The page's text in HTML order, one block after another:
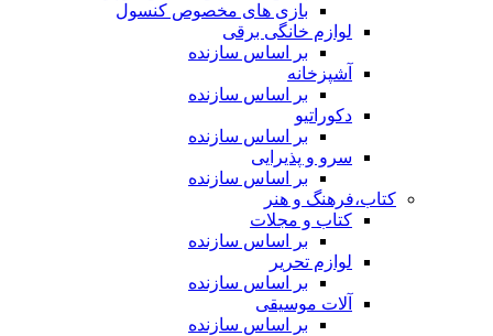
بازی های مخصوص کنسول
لوازم خانگی برقی
بر اساس سازنده
آشپزخانه
بر اساس سازنده
دکوراتیو
بر اساس سازنده
سرو و پذیرایی
بر اساس سازنده
کتاب،فرهنگ و هنر
کتاب و مجلات
بر اساس سازنده
لوازم تحریر
بر اساس سازنده
آلات موسیقی
بر اساس سازنده